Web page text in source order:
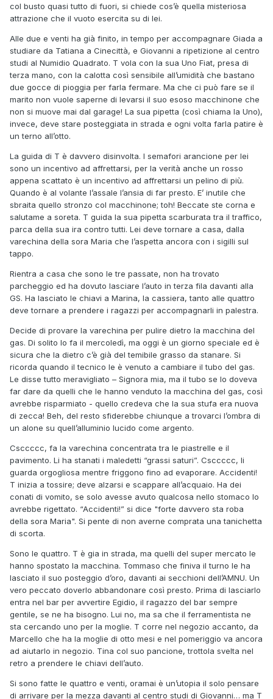
col busto quasi tutto di fuori, si chiede cos’è quella misteriosa
attrazione che il vuoto esercita su di lei.
Alle due e venti ha già finito, in tempo per accompagnare Giada a
studiare da Tatiana a Cinecittà, e Giovanni a ripetizione al centro
studi al Numidio Quadrato. T vola con la sua Uno Fiat, presa di
terza mano, con la calotta così sensibile all’umidità che bastano
due gocce di pioggia per farla fermare. Ma che ci può fare se il
marito non vuole saperne di levarsi il suo esoso macchinone che
non si muove mai dal garage! La sua pipetta (così chiama la Uno),
invece, deve stare posteggiata in strada e ogni volta farla patire è
un terno all’otto.
La guida di T è davvero disinvolta. I semafori arancione per lei
sono un incentivo ad affrettarsi, per la verità anche un rosso
appena scattato è un incentivo ad affrettarsi un pelino di più.
Quando è al volante l’assale l’ansia di far presto. E’ inutile che
sbraita quello stronzo col macchinone; toh! Beccate ste corna e
salutame a soreta. T guida la sua pipetta scarburata tra il traffico,
parca della sua ira contro tutti. Lei deve tornare a casa, dalla
varechina della sora Maria che l’aspetta ancora con i sigilli sul
tappo.
Rientra a casa che sono le tre passate, non ha trovato
parcheggio ed ha dovuto lasciare l’auto in terza fila davanti alla
GS. Ha lasciato le chiavi a Marina, la cassiera, tanto alle quattro
deve tornare a prendere i ragazzi per accompagnarli in palestra.
Decide di provare la varechina per pulire dietro la macchina del
gas. Di solito lo fa il mercoledì, ma oggi è un giorno speciale ed è
sicura che la dietro c’è già del temibile grasso da stanare. Si
ricorda quando il tecnico le è venuto a cambiare il tubo del gas.
Le disse tutto meravigliato – Signora mia, ma il tubo se lo doveva
far dare da quelli che le hanno venduto la macchina del gas, così
avrebbe risparmiato - quello credeva che la sua stufa era nuova
di zecca! Beh, del resto sfiderebbe chiunque a trovarci l’ombra di
un alone su quell’alluminio lucido come argento.
Csccccc, fa la varechina concentrata tra le piastrelle e il
pavimento. Li ha stanati i maledetti “grassi saturi”. Csccccc, li
guarda orgogliosa mentre friggono fino ad evaporare. Accidenti!
T inizia a tossire; deve alzarsi e scappare all’acquaio. Ha dei
conati di vomito, se solo avesse avuto qualcosa nello stomaco lo
avrebbe rigettato. “Accidenti!” si dice "forte davvero sta roba
della sora Maria". Si pente di non averne comprata una tanichetta
di scorta.
Sono le quattro. T è gia in strada, ma quelli del super mercato le
hanno spostato la macchina. Tommaso che finiva il turno le ha
lasciato il suo posteggio d’oro, davanti ai secchioni dell’AMNU. Un
vero peccato doverlo abbandonare così presto. Prima di lasciarlo
entra nel bar per avvertire Egidio, il ragazzo del bar sempre
gentile, se ne ha bisogno. Lui no, ma sa che il ferramentista ne
sta cercando uno per la moglie. T corre nel negozio accanto, da
Marcello che ha la moglie di otto mesi e nel pomeriggio va ancora
ad aiutarlo in negozio. Tina col suo pancione, trottola svelta nel
retro a prendere le chiavi dell’auto.
Si sono fatte le quattro e venti, oramai è un’utopia il solo pensare
di arrivare per la mezza davanti al centro studi di Giovanni… ma T